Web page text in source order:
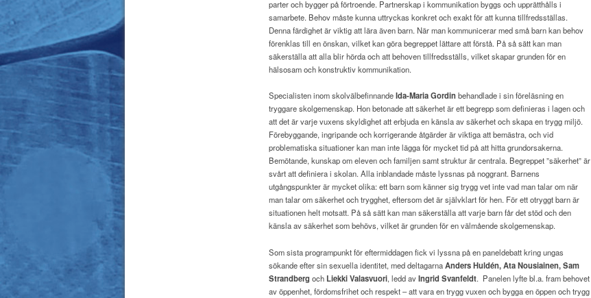
parter och bygger på förtroende. Partnerskap i kommunikation byggs och upprätthålls i
samarbete. Behov måste kunna uttryckas konkret och exakt för att kunna tillfredsställas.
Denna färdighet är viktig att lära även barn. När man kommunicerar med små barn kan behov
förenklas till en önskan, vilket kan göra begreppet lättare att förstå. På så sätt kan man
säkerställa att alla blir hörda och att behoven tillfredsställs, vilket skapar grunden för en
hälsosam och konstruktiv kommunikation.
Specialisten inom skolvälbefinnandeIda-Maria Gordin behandlade i sin föreläsning en
tryggare skolgemenskap. Hon betonade att säkerhet är ett begrepp som definieras i lagen och
att det är varje vuxens skyldighet att erbjuda en känsla av säkerhet och skapa en trygg miljö.
Förebyggande, ingripande och korrigerande åtgärder är viktiga att bemästra, och vid
problematiska situationer kan man inte lägga för mycket tid på att hitta grundorsakerna.
Bemötande, kunskap om eleven och familjen samt struktur är centrala. Begreppet ”säkerhet” är
svårt att definiera i skolan. Alla inblandade måste lyssnas på noggrant. Barnens
utgångspunkter är mycket olika: ett barn som känner sig trygg vet inte vad man talar om när
man talar om säkerhet och trygghet, eftersom det är självklart för hen. För ett otryggt barn är
situationen helt motsatt. På så sätt kan man säkerställa att varje barn får det stöd och den
känsla av säkerhet som behövs, vilket är grunden för en välmående skolgemenskap.
Som sista programpunkt för eftermiddagen fick vi lyssna på en paneldebatt kring ungas
sökande efter sin sexuella identitet, med deltagarnaAnders Huldén, Ata Nousiainen, Sam
Strandberg och Liekki Valasvuori, ledd avIngrid Svanfeldt. Panelen lyfte bl.a. fram behovet
av öppenhet, fördomsfrihet och respekt – att vara en trygg vuxen och bygga en öppen och trygg